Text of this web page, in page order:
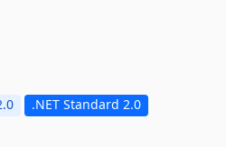
.NET Standard 2.0